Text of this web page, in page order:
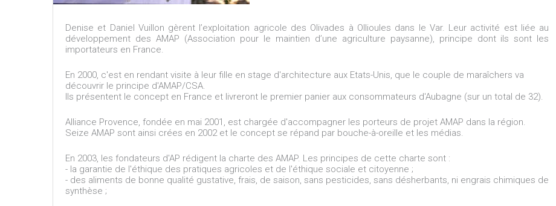
Denise et Daniel Vuillon gèrent l’exploitation agricole des Olivades à Ollioules dans le Var. Leur activité est liée au
développement des AMAP (Association pour le maintien d’une agriculture paysanne), principe dont ils sont les
importateurs en France.
En 2000, c'est en rendant visite à leur fille en stage d'architecture aux Etats-Unis, que le couple de maraîchers va
découvrir le principe d'AMAP/CSA.
Ils présentent le concept en France et livreront le premier panier aux consommateurs d'Aubagne (sur un total de 32).
Alliance Provence, fondée en mai 2001, est chargée d'accompagner les porteurs de projet AMAP dans la région.
Seize AMAP sont ainsi crées en 2002 et le concept se répand par bouche-à-oreille et les médias.
En 2003, les fondateurs d'AP rédigent la charte des AMAP. Les principes de cette charte sont :
- la garantie de l'éthique des pratiques agricoles et de l'éthique sociale et citoyenne ;
- des aliments de bonne qualité gustative, frais, de saison, sans pesticides, sans désherbants, ni engrais chimiques de
synthèse ;